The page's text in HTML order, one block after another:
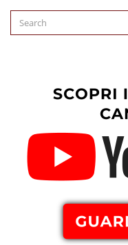
Search
for: